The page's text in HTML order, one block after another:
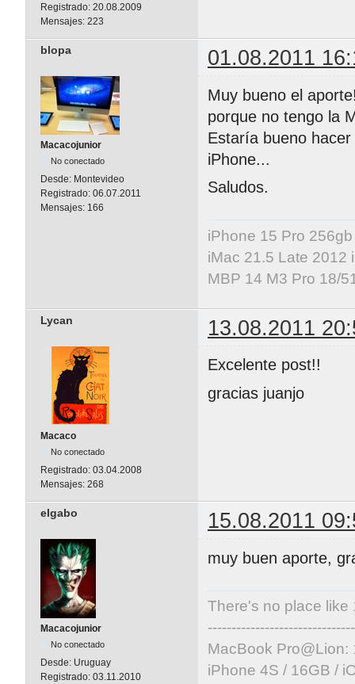
Registrado: 20.08.2009
Mensajes: 223
blopa 01.08.2011
Macacojunior
No conectado
Desde: Montevideo
Registrado: 06.07.2011
Mensajes: 166
Muy bueno el
porque no tengo la
Estaría bueno
iPhone...
Saludos.
iPhone 15 Pro 256gb
iMac 21.5 Late 2012
MBP 14 M3 Pro 18/
Lycan 13.08.2011
Macaco
No conectado
Registrado: 03.04.2008
Mensajes: 268
Excelente post!!
gracias juanjo
elgabo 15.08.2011
Macacojunior
No conectado
Desde: Uruguay
Registrado: 03.11.2010
muy buen aporte,
There's no place like
MacBook Pro@Lion:
iPhone 4S / 16GB /